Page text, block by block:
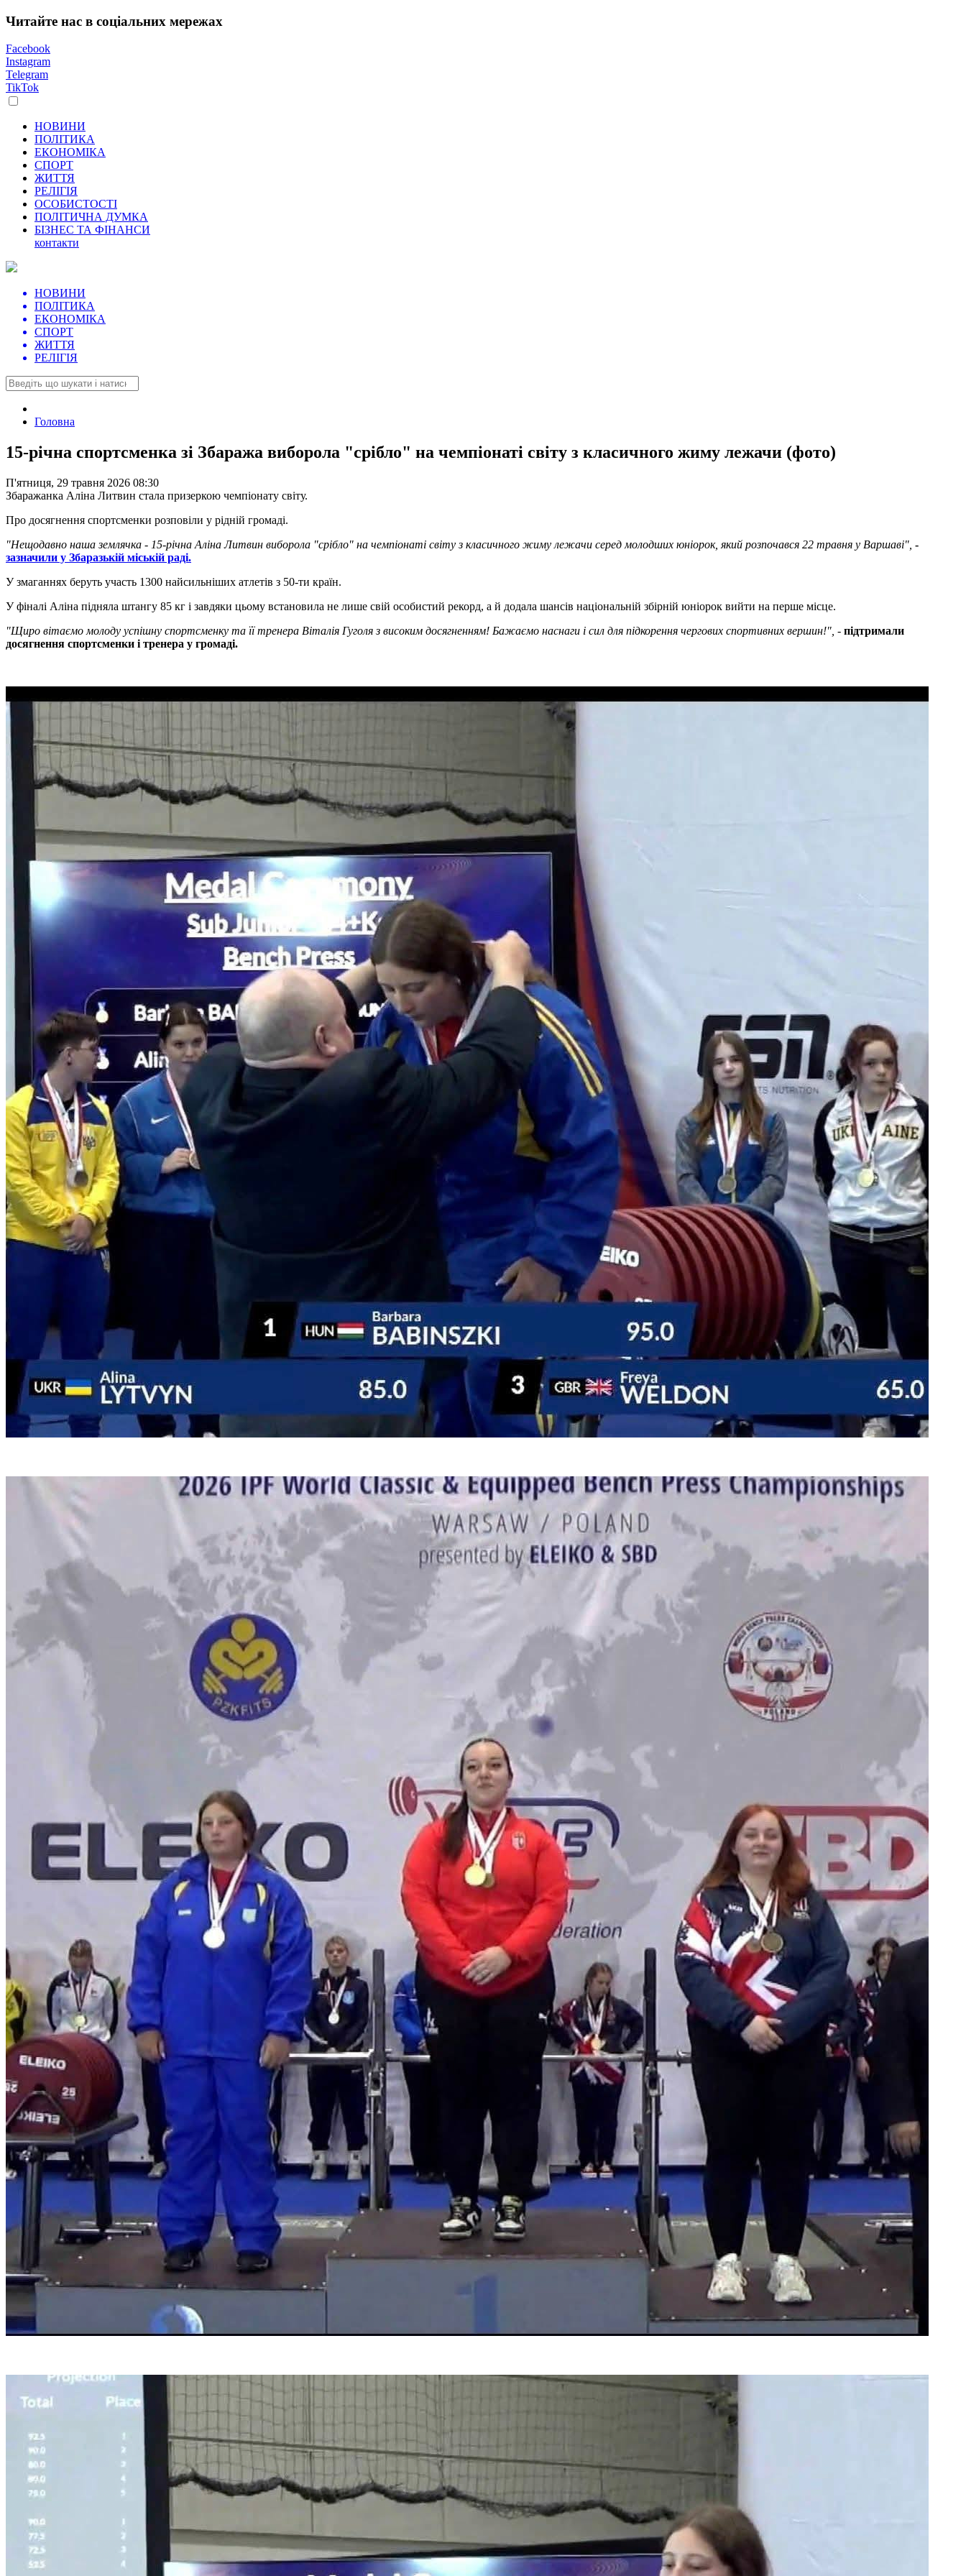
Читайте нас в соціальних мережах
Facebook
Instagram
Telegram
TikTok
НОВИНИ
ПОЛІТИКА
ЕКОНОМІКА
СПОРТ
ЖИТТЯ
РЕЛІГІЯ
ОСОБИСТОСТІ
ПОЛІТИЧНА ДУМКА
БІЗНЕС ТА ФІНАНСИ
контакти
НОВИНИ
ПОЛІТИКА
ЕКОНОМІКА
СПОРТ
ЖИТТЯ
РЕЛІГІЯ
Головна
15-річна спортсменка зі Збаража виборола "срібло" на чемпіонаті світу з класичного жиму лежачи (фото)
П'ятниця, 29 травня 2026 08:30
Збаражанка Аліна Литвин стала призеркою чемпіонату світу.
Про досягнення спортсменки розповіли у рідній громаді.
"Нещодавно наша землячка - 15-річна Аліна Литвин виборола "срібло" на чемпіонаті світу з класичного жиму лежачи серед молодших юніорок, який розпочався 22 травня у Варшаві", -
зазначили у Збаразькій міській раді.
У змаганнях беруть участь 1300 найсильніших атлетів з 50-ти країн.
У фіналі Аліна підняла штангу 85 кг і завдяки цьому встановила не лише свій особистий рекорд, а й додала шансів національній збірній юніорок вийти на перше місце.
"Щиро вітаємо молоду успішну спортсменку та її тренера Віталія Гуголя з високим досягненням! Бажаємо наснаги і сил для підкорення чергових спортивних вершин!", - підтримали
досягнення спортсменки і тренера у громаді.